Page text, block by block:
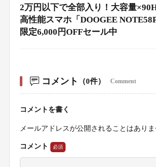
2万円以下で全部入り！大容量
高性能スマホ「DOOGEE
限定6,000円OFFセール中
コメント （0件） Comment
コメントを書く
メールアドレスが公開されることはありま
コメント